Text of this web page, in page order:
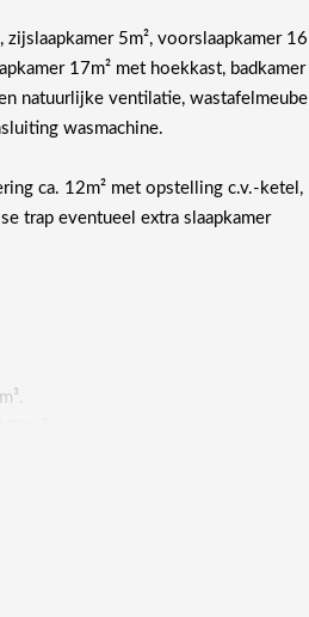
5m², voorslaapkamer
17m² met hoekkast,
natuurlijke ventilatie, wastafelmeubel
wasmachine.
ca. 12m² met opstelling c.v.-ketel,
trap eventueel extra slaapkamer